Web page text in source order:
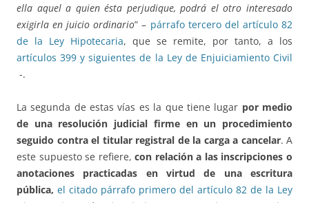
ella aquel a quien ésta perjudique, podrá el otro interesado
exigirla en juicio ordinario” – párrafo tercero del artículo 82
de la Ley Hipotecaria, que se remite, por tanto, a los
artículos 399 y siguientes de la Ley de Enjuiciamiento Civil
-.
La segunda de estas vías es la que tiene lugar por medio
de una resolución judicial firme en un procedimiento
seguido contra el titular registral de la carga a cancelar. A
este supuesto se refiere,con relación a las inscripciones o
anotaciones practicadas en virtud de una escritura
pública, el citado párrafo primero del artículo 82 de la Ley